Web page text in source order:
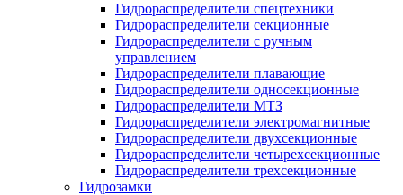
Гидрораспределители спецтехники
Гидрораспределители секционные
Гидрораспределители с ручным
управлением
Гидрораспределители плавающие
Гидрораспределители односекционные
Гидрораспределители МТЗ
Гидрораспределители электромагнитные
Гидрораспределители двухсекционные
Гидрораспределители четырехсекционные
Гидрораспределители трехсекционные
Гидрозамки